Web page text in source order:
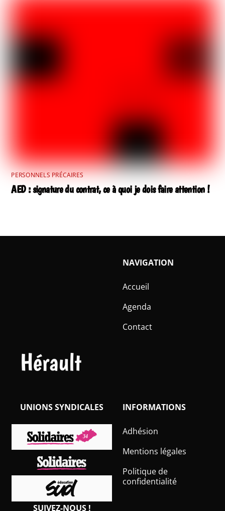
PERSONNELS PRÉCAIRES
AED : signature du contrat, ce à quoi je dois faire attention !
Hérault
NAVIGATION
Accueil
Agenda
Contact
INFORMATIONS
Adhésion
Mentions légales
Politique de
confidentialité
SUIVEZ-NOUS !
UNIONS SYNDICALES